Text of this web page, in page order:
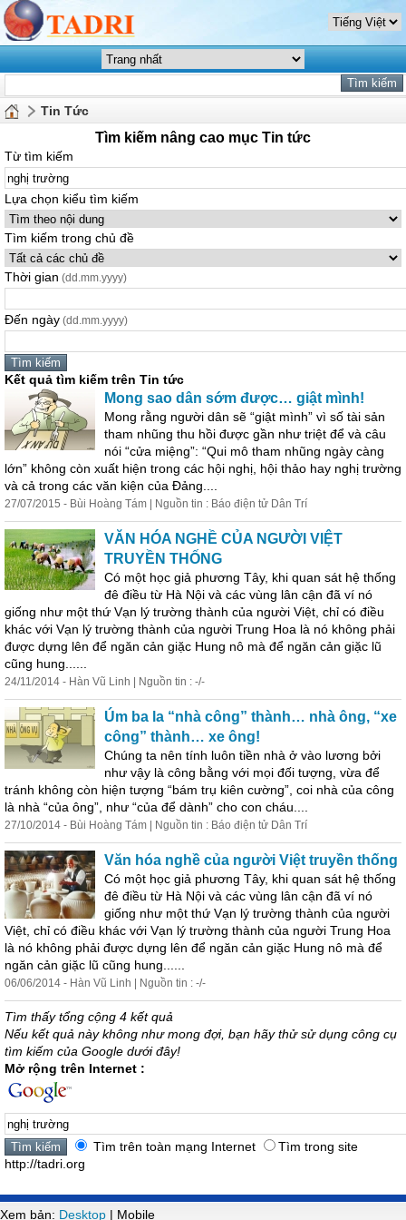
Tin Tức
Tìm kiếm nâng cao mục Tin tức
Từ tìm kiếm
Lựa chọn kiểu tìm kiếm
Tìm kiếm trong chủ đề
Thời gian (dd.mm.yyyy)
Đến ngày (dd.mm.yyyy)
Kết quả tìm kiếm trên Tin tức
Mong sao dân sớm được… giật mình!
Mong rằng người dân sẽ “giật mình” vì số tài sản
tham nhũng thu hồi được gần như triệt để và câu
nói “cửa miệng”: “Qui mô tham nhũng ngày càng
lớn” không còn xuất hiện trong các hội nghị , hội thảo hay nghị trường
và cả trong các văn kiện của Đảng....
27/07/2015 - Bùi Hoàng Tám | Nguồn tin : Báo điện tử Dân Trí
VĂN HÓA NGHỀ CỦA NGƯỜI VIỆT
TRUYỀN THỐNG
Có một học giả phương Tây, khi quan sát hệ thống
đê điều từ Hà Nội và các vùng lân cận đã ví nó
giống như một thứ Vạn lý trường thành của người Việt, chỉ có điều
khác với Vạn lý trường thành của người Trung Hoa là nó không phải
được dựng lên để ngăn cản giặc Hung nô mà để ngăn cản giặc lũ
cũng hung......
24/11/2014 - Hàn Vũ Linh | Nguồn tin : -/-
Úm ba la “nhà công” thành… nhà ông, “xe
công” thành… xe ông!
Chúng ta nên tính luôn tiền nhà ở vào lương bởi
như vậy là công bằng với mọi đối tượng, vừa để
tránh không còn hiện tượng “bám trụ kiên cường”, coi nhà của công
là nhà “của ông”, như “của để dành” cho con cháu....
27/10/2014 - Bùi Hoàng Tám | Nguồn tin : Báo điện tử Dân Trí
Văn hóa nghề của người Việt truyền thống
Có một học giả phương Tây, khi quan sát hệ thống
đê điều từ Hà Nội và các vùng lân cận đã ví nó
giống như một thứ Vạn lý trường thành của người
Việt, chỉ có điều khác với Vạn lý trường thành của người Trung Hoa
là nó không phải được dựng lên để ngăn cản giặc Hung nô mà để
ngăn cản giặc lũ cũng hung......
06/06/2014 - Hàn Vũ Linh | Nguồn tin : -/-
Tìm thấy tổng cộng 4 kết quả
Nếu kết quả này không như mong đợi, bạn hãy thử sử dụng công cụ
tìm kiếm của Google dưới đây!
Mở rộng trên Internet :
Tìm trên toàn mạng Internet
Tìm trong site
http://tadri.org
Xem bản: Desktop | Mobile